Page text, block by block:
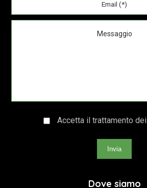
Accetta il trattamento dei
Invia
Dove siamo